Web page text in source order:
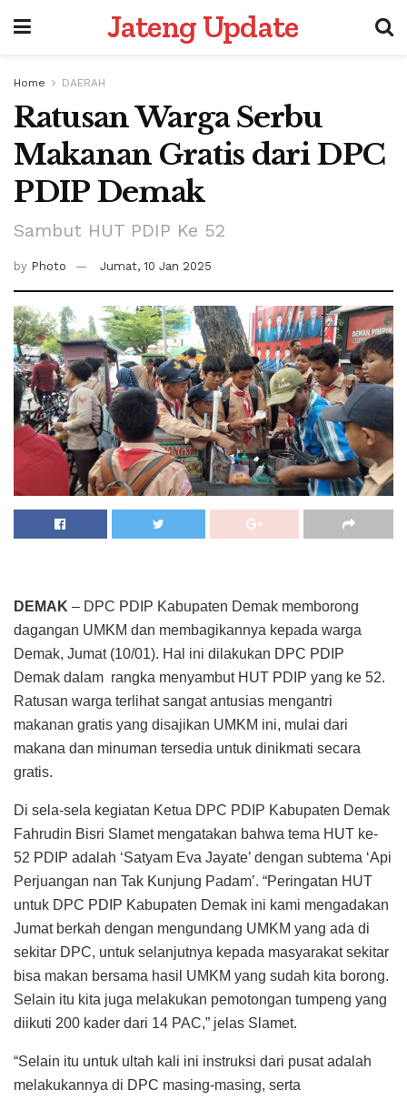
Jateng Update
Home DAERAH
Ratusan Warga Serbu
Makanan Gratis dari DPC
PDIP Demak
Sambut HUT PDIP Ke 52
by Photo Jumat, 10 Jan 2025
DEMAK – DPC PDIP Kabupaten Demak memborong
dagangan UMKM dan membagikannya kepada warga
Demak, Jumat (10/01). Hal ini dilakukan DPC PDIP
Demak dalam rangka menyambut HUT PDIP yang ke 52.
Ratusan warga terlihat sangat antusias mengantri
makanan gratis yang disajikan UMKM ini, mulai dari
makana dan minuman tersedia untuk dinikmati secara
gratis.
Di sela-sela kegiatan Ketua DPC PDIP Kabupaten Demak
Fahrudin Bisri Slamet mengatakan bahwa tema HUT ke-
52 PDIP adalah ‘Satyam Eva Jayate’ dengan subtema ‘Api
Perjuangan nan Tak Kunjung Padam’. “Peringatan HUT
untuk DPC PDIP Kabupaten Demak ini kami mengadakan
Jumat berkah dengan mengundang UMKM yang ada di
sekitar DPC, untuk selanjutnya kepada masyarakat sekitar
bisa makan bersama hasil UMKM yang sudah kita borong.
Selain itu kita juga melakukan pemotongan tumpeng yang
diikuti 200 kader dari 14 PAC,” jelas Slamet.
“Selain itu untuk ultah kali ini instruksi dari pusat adalah
melakukannya di DPC masing-masing, serta